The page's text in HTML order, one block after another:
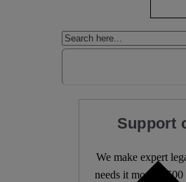
Support
We make expert
needs it most.